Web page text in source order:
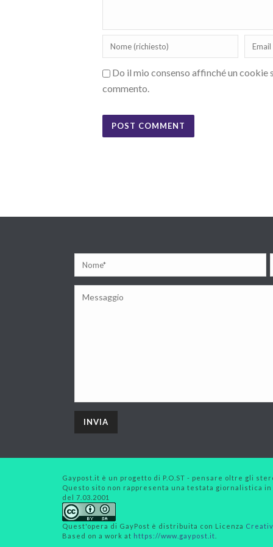
Do il mio consenso affinché un
commento.
Gaypost.it è un progetto di P.O.ST - pensare oltre gli
Questo sito non rappresenta una testata giornalistica
del 7.03.2001
Quest'opera di GayPost è distribuita con Licenza
Based on a work at https://www.gaypost.it